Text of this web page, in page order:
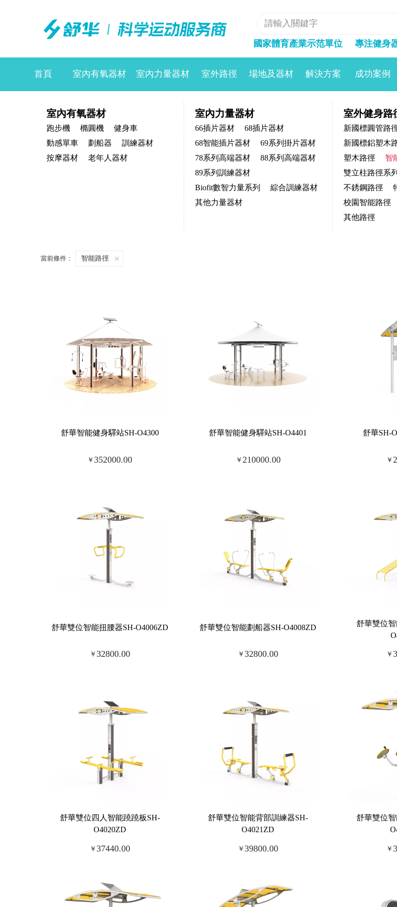
國家體育產業示范單位 專注健身
首頁 室內有氧器材 室內力量器材 室外路徑 場地及器材 解決方案 成功案例
室內有氧器材
跑步機 橢圓機
健身車
動感單車
劃船器
訓練器材
按摩器材
老年人器材
室內力量器材
66插片器材
68插片器材
68智能插片器材
69系列掛片器材
78系列高端器材
88系列高端器材
89系列訓練器材
Biofit數智力量系列
綜合訓練器材
其他力量器材
室外健身路
新國標圓管路
新國標鋁塑木
塑木路徑
智
雙立柱路徑系列
不銹鋼路徑
校園智能路徑
其他路徑
當前條件： 智能路徑
舒華智能健身驛站SH-O4300
￥352000.00
舒華智能健身驛站SH-O4401
￥ 210000.00
舒華SH-
￥
舒華雙位智能扭腰器SH-O4006ZD
￥ 32800.00
舒華雙位智能劃船器SH-O4008ZD
￥32800.00
舒華雙位
￥
舒華雙位四人智能蹺蹺板SH-
O4020ZD
￥ 37440.00
舒華雙位智能背部訓練器SH-
O4021ZD
￥39800.00
舒華雙位
￥